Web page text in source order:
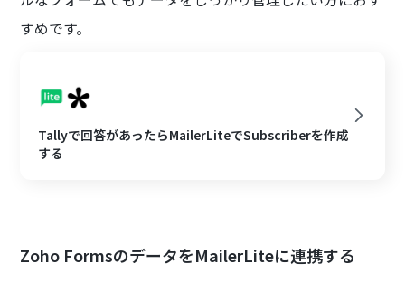
すめです。
Tallyで回答があったらMailerLiteでSubscriberを作成
する
Zoho FormsのデータをMailerLiteに連携する